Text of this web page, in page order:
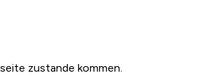
zustande kommen.